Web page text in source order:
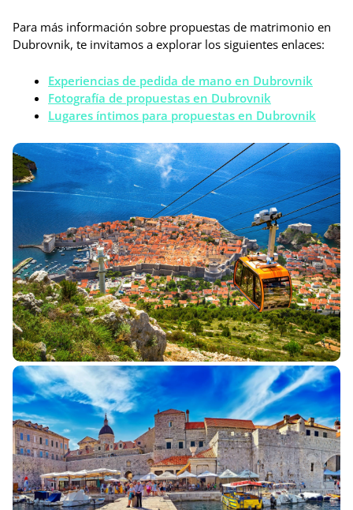
Para más información sobre propuestas de matrimonio en
Dubrovnik, te invitamos a explorar los siguientes enlaces:
Experiencias de pedida de mano en Dubrovnik
Fotografía de propuestas en Dubrovnik
Lugares íntimos para propuestas en Dubrovnik